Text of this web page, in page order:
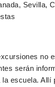
Sevilla,
no
serán
escuela. Allí